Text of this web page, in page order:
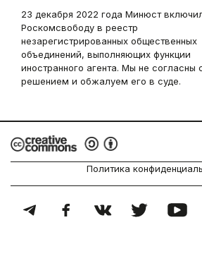
23 декабря 2022 года Минюст
Роскомсвободу в реестр
незарегистрированных общественных
объединений, выполняющих функции
иностранного агента. Мы не согласны
решением и обжалуем его в суде.
Политика